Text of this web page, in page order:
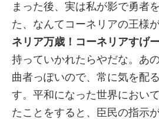
まった後、実は私が影で勇者
た、なんてコーネリアの王様
ネリア万歳！コーネリアすげ
持っていかれたらやだな。あ
曲者っぽいので、常に気を配
す。平和になった世界におい
たことをすると、臣民の指示